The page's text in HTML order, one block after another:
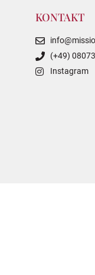
KONTAKT
(+49)
Instagram